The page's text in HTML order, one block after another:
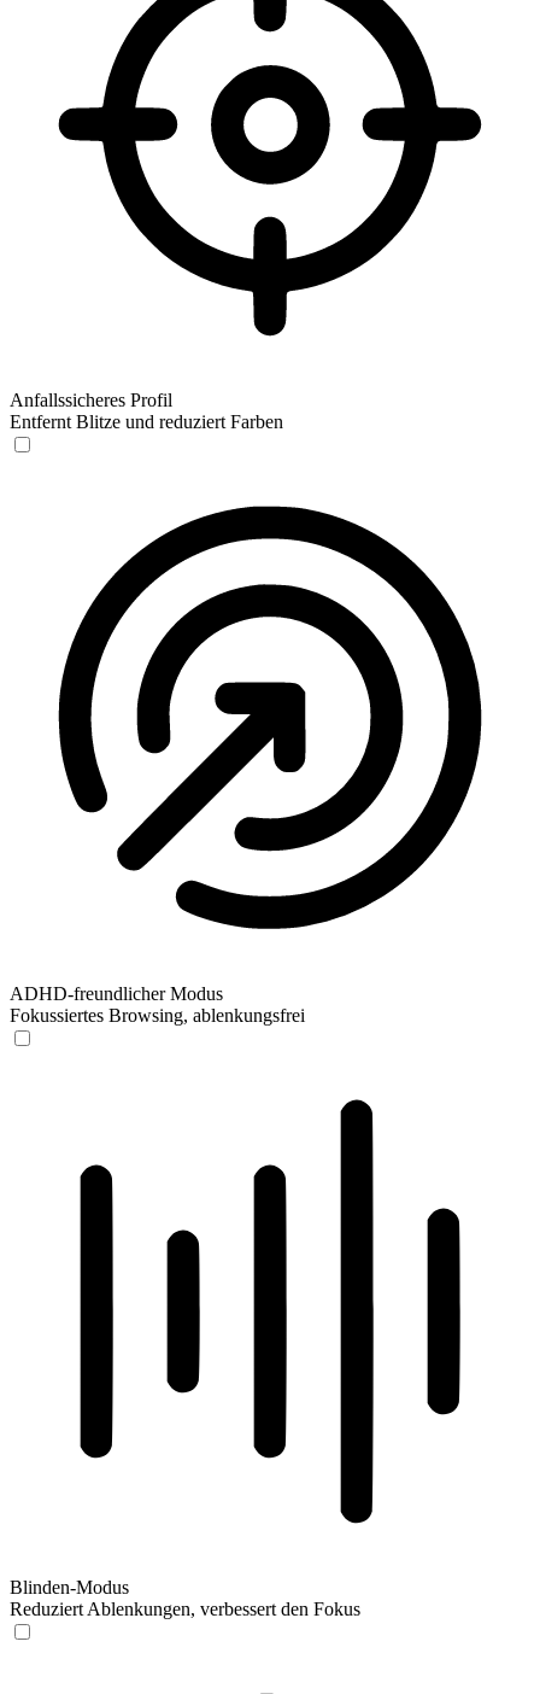
Anfallssicheres Profil
Entfernt Blitze und reduziert Farben
ADHD-freundlicher Modus
Fokussiertes Browsing, ablenkungsfrei
Blinden-Modus
Reduziert Ablenkungen, verbessert den Fokus